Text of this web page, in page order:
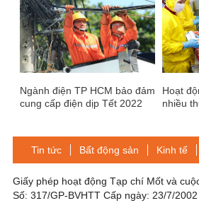
Ngành điện TP HCM bảo đảm
cung cấp điện dịp Tết 2022
Hoạt
nhiều
Tin tức Bất động sản Kinh tế
Giấy phép hoạt động Tạp chí Mốt và
Số: 317/GP-BVHTT Cấp ngày: 23/7/2002